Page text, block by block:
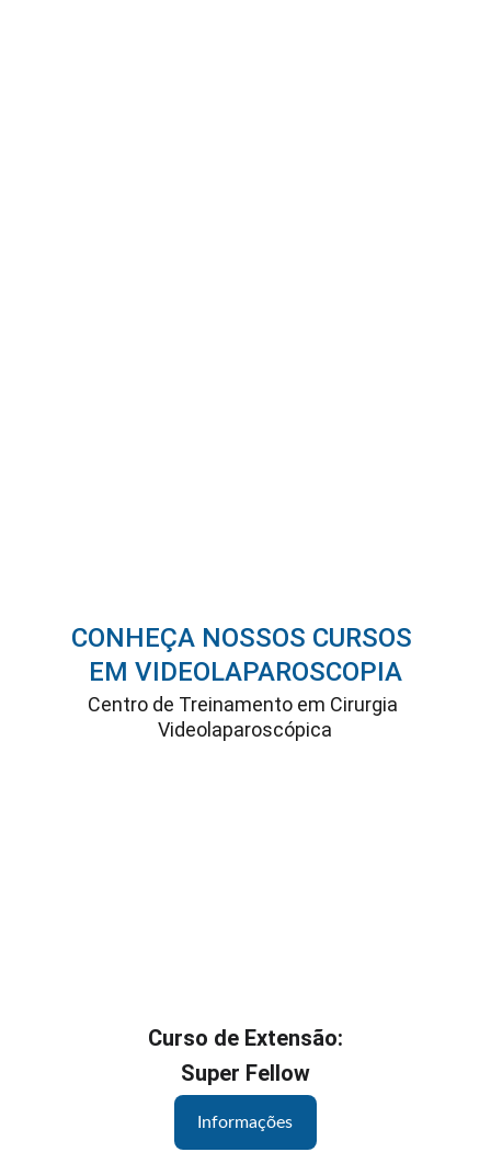
CONHEÇA NOSSOS CURSOS
EM VIDEOLAPAROSCOPIA
Centro de Treinamento em Cirurgia
Videolaparoscópica
Curso de Extensão:
Super Fellow
Informações